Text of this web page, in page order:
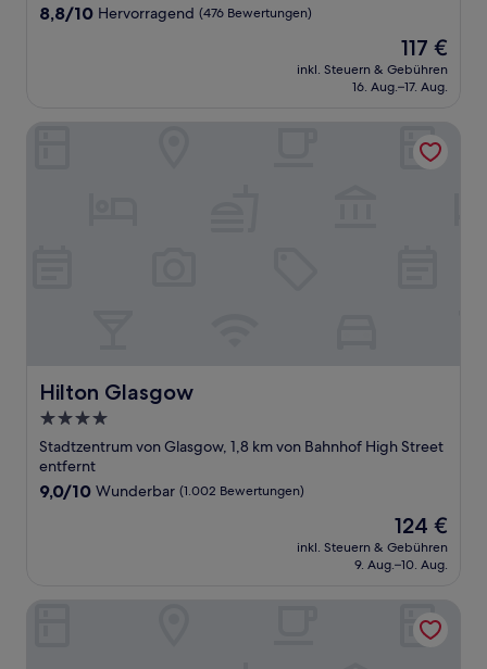
8.8
8,8/10 Hervorragend (476 Bewertungen)
Der
Preis
beträgt
117 €
inkl. Steuern & Gebühren
16. Aug.–17. Aug.
Hilton Glasgow
Hilton Glasgow
4.0-
Sterne-
Unterkunft
Stadtzentrum von Glasgow, 1,8 km von Bahnhof High Street
entfernt
9.0
9,0/10 Wunderbar (1.002 Bewertungen)
Der
Preis
beträgt
124 €
inkl. Steuern & Gebühren
9. Aug.–10. Aug.